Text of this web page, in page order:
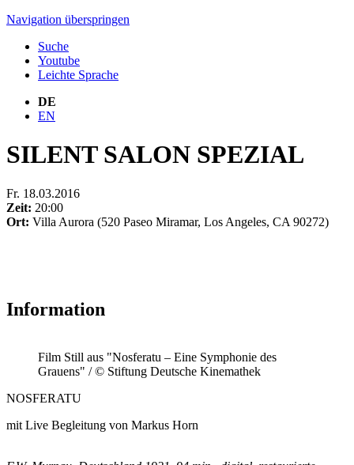
Navigation überspringen
Suche
Youtube
Leichte Sprache
DE
EN
SILENT SALON SPEZIAL
Fr. 18.03.2016
Zeit: 20:00
Ort: Villa Aurora (520 Paseo Miramar, Los Angeles, CA 90272)
Information
Film Still aus "Nosferatu – Eine Symphonie des
Grauens" / © Stiftung Deutsche Kinemathek
NOSFERATU
mit Live Begleitung von Markus Horn